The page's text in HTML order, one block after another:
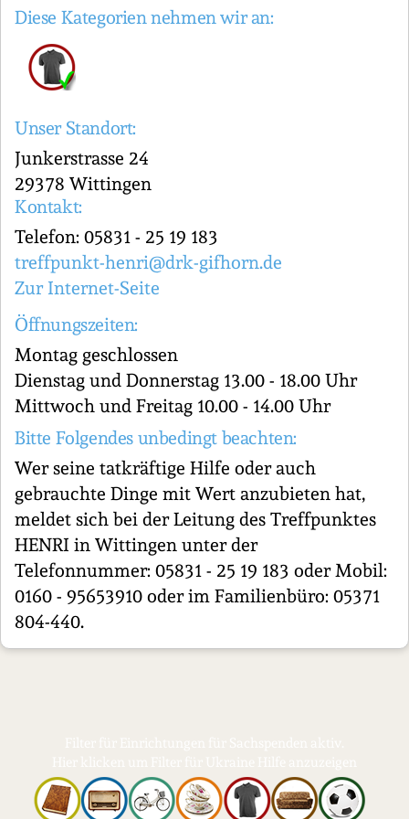
Diese Kategorien nehmen wir an:
Unser Standort:
Junkerstrasse 24
29378 Wittingen
Kontakt:
Telefon: 05831 - 25 19 183
treffpunkt-henri@drk-gifhorn.de
Zur Internet-Seite
Öffnungszeiten:
Montag geschlossen
Dienstag und Donnerstag 13.00 - 18.00 Uhr
Mittwoch und Freitag 10.00 - 14.00 Uhr
Bitte Folgendes unbedingt beachten:
Wer seine tatkräftige Hilfe oder auch
gebrauchte Dinge mit Wert anzubieten hat,
meldet sich bei der Leitung des Treffpunktes
HENRI in Wittingen unter der
Telefonnummer: 05831 - 25 19 183 oder Mobil:
0160 - 95653910 oder im Familienbüro: 05371
804-440.